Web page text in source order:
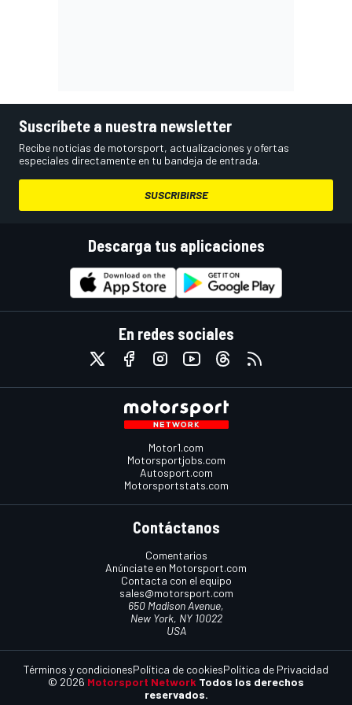
Suscríbete a nuestra newsletter
Recibe noticias de motorsport, actualizaciones y ofertas
especiales directamente en tu bandeja de entrada.
SUSCRIBIRSE
Descarga tus aplicaciones
En redes sociales
Motor1.com
Motorsportjobs.com
Autosport.com
Motorsportstats.com
Contáctanos
Comentarios
Anúnciate en Motorsport.com
Contacta con el equipo
sales@motorsport.com
650 Madison Avenue,
New York, NY 10022
USA
© 2026 Motorsport Network Todos los derechos
reservados.
Términos y condicionesPolítica de cookiesPolítica de Privacidad